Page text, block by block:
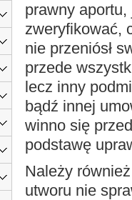
prawny aportu,
zweryfikować,
nie przeniósł
przede
lecz inny
bądź innej
winno się
podstawę
Należy
utworu nie